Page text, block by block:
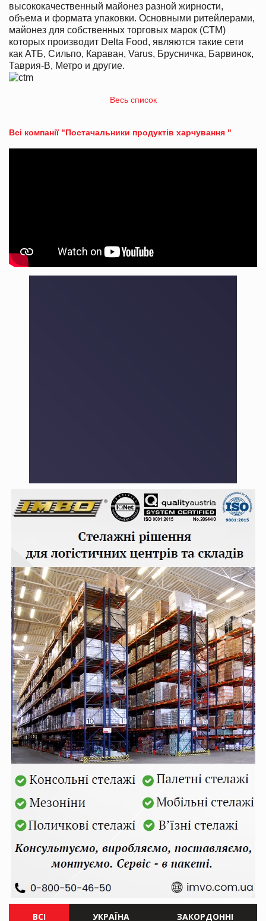
высококачественный майонез разной жирности,
объема и формата упаковки. Основными ритейлерами,
майонез для собственных торговых марок (СТМ)
которых производит Delta Food, являются такие сети
как АТБ, Сильпо, Караван, Varus, Брусничка, Барвинок,
Таврия-В, Метро и другие.
Весь список
Всі компанії "Постачальники продуктів харчування "
ВСІ УКРАЇНА ЗАКОРДОННІ